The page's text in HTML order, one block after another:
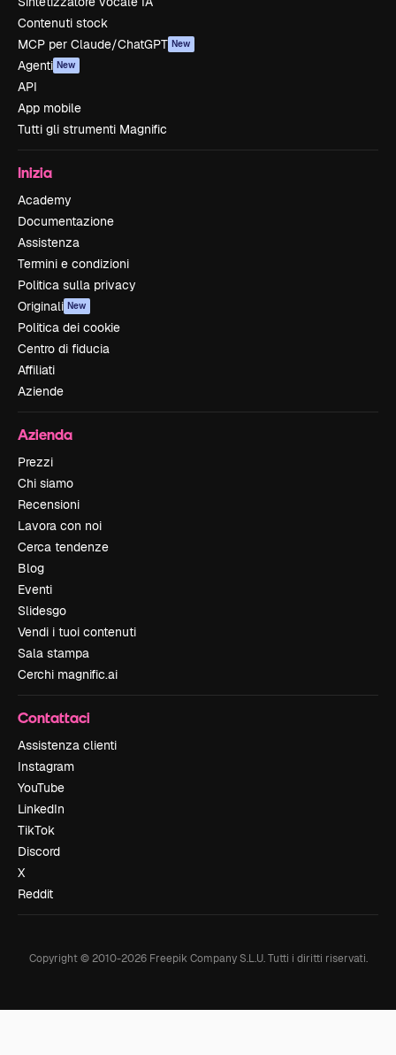
Contenuti stock
MCP per Claude/ChatGPT New
Agenti New
API
App mobile
Tutti gli strumenti Magnific
Inizia
Academy
Documentazione
Assistenza
Termini e condizioni
Politica sulla privacy
Originali New
Politica dei cookie
Centro di fiducia
Affiliati
Aziende
Azienda
Prezzi
Chi siamo
Recensioni
Lavora con noi
Cerca tendenze
Blog
Eventi
Slidesgo
Vendi i tuoi contenuti
Sala stampa
Cerchi magnific.ai
Contattaci
Assistenza clienti
Instagram
YouTube
LinkedIn
TikTok
Discord
X
Reddit
Copyright © 2010-2026Freepik Company S.L.U. Tutti i diritti riservati.